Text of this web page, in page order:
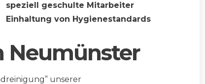
speziell geschulte Mitarbeiter
Einhaltung von Hygienestandards
Neumünster
unserer